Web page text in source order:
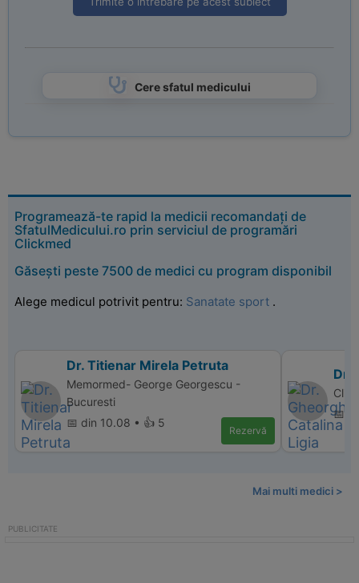
Cere sfatul medicului
Programează-te rapid la medicii recomandați de
SfatulMedicului.ro prin serviciul de programări
Clickmed
Găsești peste 7500 de medici cu program disponibil
Alege medicul potrivit pentru: Sanatate sport .
Dr. Titienar Mirela Petruta
Memormed- George Georgescu -
Bucuresti
📅 din 10.08 • 👍 5
Rezervă
Dr.
📅
Mai multi medici >